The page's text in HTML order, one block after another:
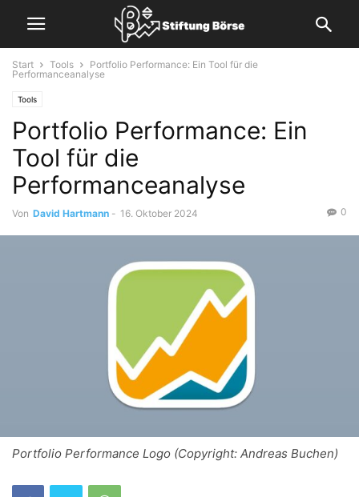
Start Tools
Portfolio Performance: Ein Tool für die
Performanceanalyse
Tools
Portfolio Performance: Ein
Tool für die
Performanceanalyse
Von David Hartmann - 16. Oktober 2024 0
Portfolio Performance Logo (Copyright: Andreas Buchen)